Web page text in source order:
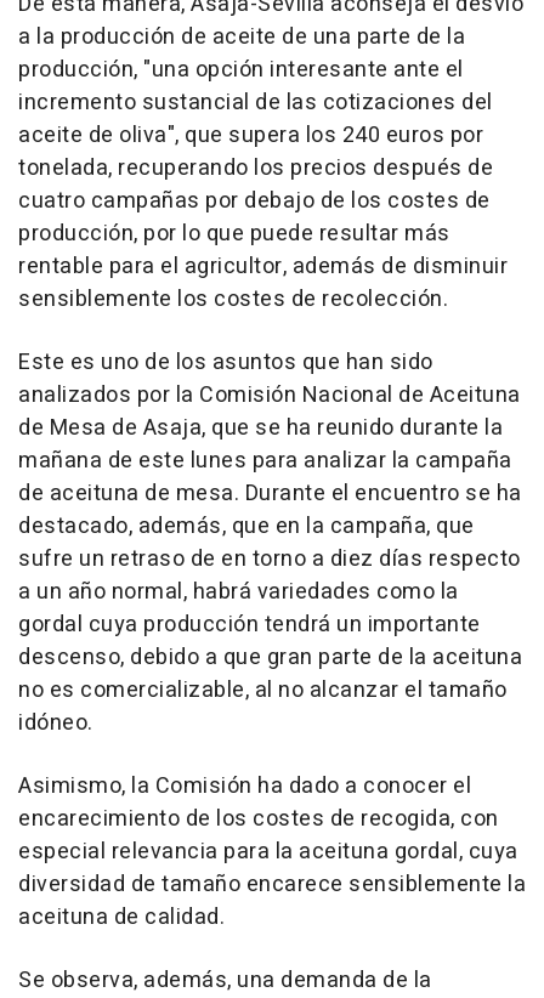
a la producción de aceite de una parte de la
producción, "una opción interesante ante el
incremento sustancial de las cotizaciones del
aceite de oliva", que supera los 240 euros por
tonelada, recuperando los precios después de
cuatro campañas por debajo de los costes de
producción, por lo que puede resultar más
rentable para el agricultor, además de disminuir
sensiblemente los costes de recolección.
Este es uno de los asuntos que han sido
analizados por la Comisión Nacional de Aceituna
de Mesa de Asaja, que se ha reunido durante la
mañana de este lunes para analizar la campaña
de aceituna de mesa. Durante el encuentro se ha
destacado, además, que en la campaña, que
sufre un retraso de en torno a diez días respecto
a un año normal, habrá variedades como la
gordal cuya producción tendrá un importante
descenso, debido a que gran parte de la aceituna
no es comercializable, al no alcanzar el tamaño
idóneo.
Asimismo, la Comisión ha dado a conocer el
encarecimiento de los costes de recogida, con
especial relevancia para la aceituna gordal, cuya
diversidad de tamaño encarece sensiblemente la
aceituna de calidad.
Se observa, además, una demanda de la